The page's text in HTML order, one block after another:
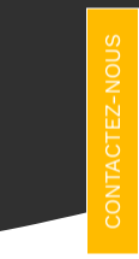
CONTACTEZ-NOUS